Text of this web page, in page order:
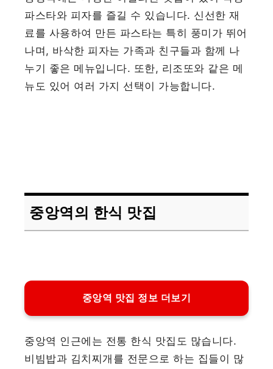
파스타와 피자를 즐길 수 있습니다. 신선한 재
료를 사용하여 만든 파스타는 특히 풍미가 뛰어
나며, 바삭한 피자는 가족과 친구들과 함께 나
누기 좋은 메뉴입니다. 또한, 리조또와 같은 메
뉴도 있어 여러 가지 선택이 가능합니다.
중앙역의 한식 맛집
중앙역 맛집 정보 더보기
중앙역 인근에는 전통 한식 맛집도 많습니다.
비빔밥과 김치찌개를 전문으로 하는 집들이 많